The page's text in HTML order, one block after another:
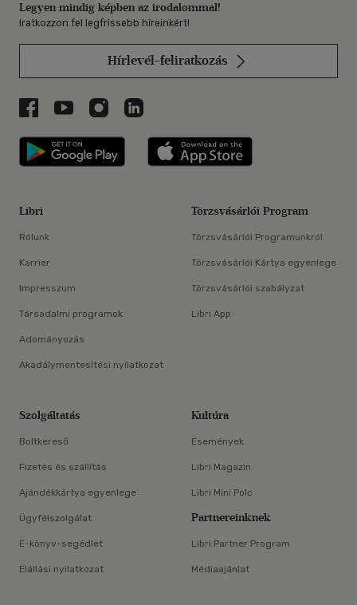
Legyen mindig képben az irodalommal!
Iratkozzon fel legfrissebb híreinkért!
Hírlevél-feliratkozás
Libri a Facebookon
Libri a Youtube-on
Libri az Instagramon
Libri a LinkedInen
Libri applikáció Szerezd meg: Google
Libri
Rólunk
Karrier
Impresszum
Társadalmi programok
Adományozás
Akadálymentesítési nyilatkozat
Törzsvásárlói Program
Törzsvásárlói Programunkról
Törzsvásárlói Kártya egyenlege
Törzsvásárlói szabályzat
Libri App
Szolgáltatás
Boltkereső
Fizetés és szállítás
Ajándékkártya egyenlege
Ügyfélszolgálat
E-könyv-segédlet
Elállási nyilatkozat
Kultúra
Események
Libri Magazin
Libri Mini Polc
Partnereinknek
Libri Partner Program
Médiaajánlat